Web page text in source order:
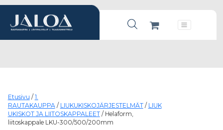
Products search
Päävalikko
Etusivu / 1.
RAUTAKAUPPA/ LIUKUKISKOJÄRJESTELMÄT/ LIUK
UKISKOT JA LIITOSKAPPALEET/ Helaform,
liitoskappale LKU-300/500/200mm